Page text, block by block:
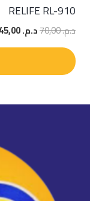
RELIFE RL-910
د.م.70,00
السعر
الأصلي
د.م. 70,00.
د.م.